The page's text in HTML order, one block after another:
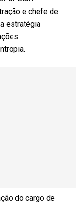
e chefe de
estratégia
do cargo de